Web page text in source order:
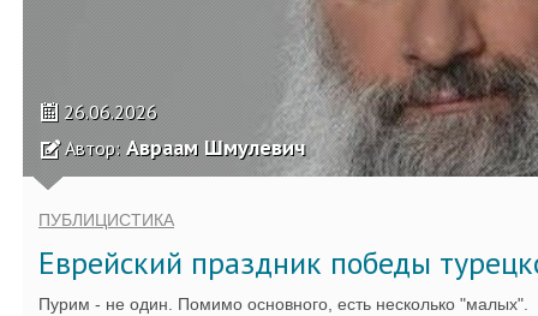
26.06.2026
Автор: Авраам Шмулевич
ПУБЛИЦИСТИКА
Еврейский праздник победы
Пурим - не один. Помимо основного, есть несколько "малых".